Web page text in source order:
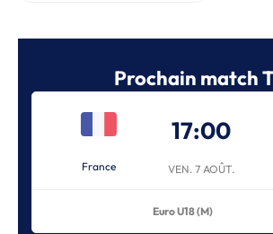
Prochain match
France
17:00
VEN. 7 AOÛT.
Euro U18 (M)